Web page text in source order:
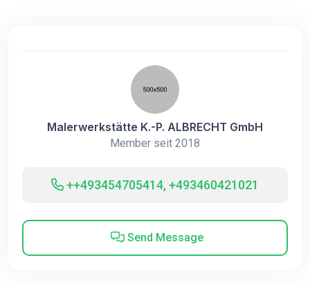
Malerwerkstätte K.-P. ALBRECHT GmbH
Member seit 2018
++493454705414, +493460421021
Send Message